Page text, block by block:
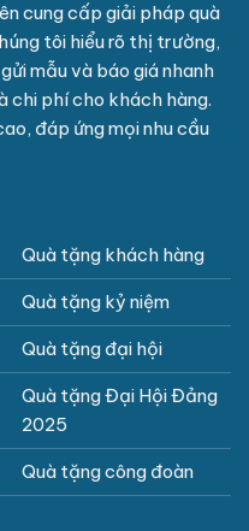
cung cấp giải pháp quà
tôi hiểu rõ thị trường,
mẫu và báo giá nhanh
chi phí cho khách hàng.
đáp ứng mọi nhu cầu
Quà tặng khách hàng
Quà tặng kỷ niệm
Quà tặng đại hội
Quà tặng Đại Hội Đảng
2025
Quà tặng công đoàn